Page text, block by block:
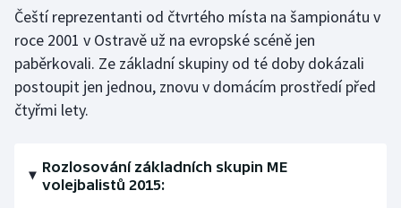
Čeští reprezentanti od čtvrtého místa na šampionátu v
roce 2001 v Ostravě už na evropské scéně jen
paběrkovali. Ze základní skupiny od té doby dokázali
postoupit jen jednou, znovu v domácím prostředí před
čtyřmi lety.
Rozlosování základních skupin ME
volejbalistů 2015: